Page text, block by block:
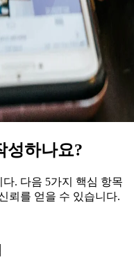
성하나요?
. 다음 5가지 핵심 항목
뢰를 얻을 수 있습니다.